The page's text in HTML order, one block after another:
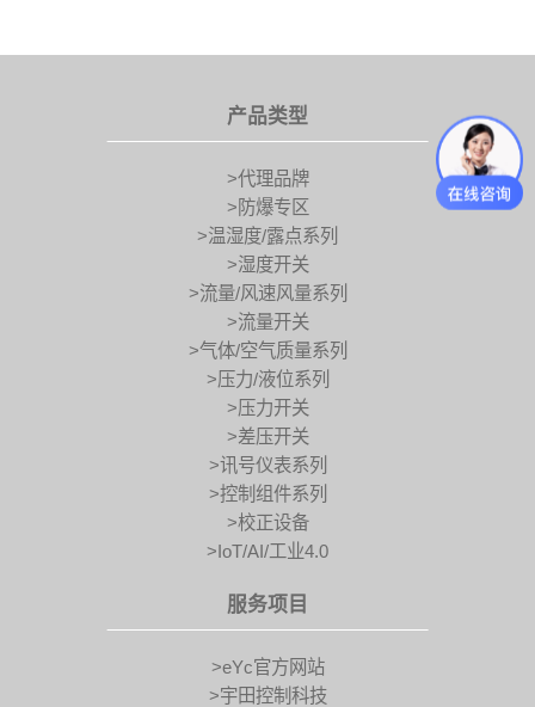
产品类型
>代理品牌
>防爆专区
>温湿度/露点系列
>湿度开关
>流量/风速风量系列
>流量开关
>气体/空气质量系列
>压力/液位系列
>压力开关
>差压开关
>讯号仪表系列
>控制组件系列
>校正设备
>IoT/AI/工业4.0
服务项目
>eYc官方网站
>宇田控制科技